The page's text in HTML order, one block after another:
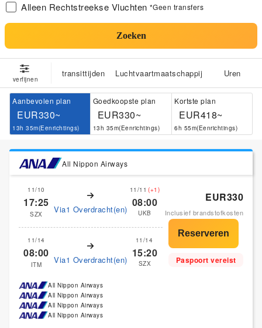
Alleen Rechtstreekse Vluchten *Geen transfers
Zoeken
verfijnen
transittijden Luchtvaartmaatschappij Uren
Aanbevolen plan
EUR330~
13h 35m(Eenrichtings)
Goedkoopste plan
EUR330~
13h 35m(Eenrichtings)
Kortste plan
EUR418~
6h 55m(Eenrichtings)
All Nippon Airways
11/10
17:25
SZX Via1 Overdracht(en)
11/11 (+1)
08:00
UKB
11/14
08:00
ITM Via1 Overdracht(en)
11/14
15:20
SZX
EUR330
Inclusief brandstofkosten
Paspoort vereist
All Nippon Airways
All Nippon Airways
All Nippon Airways
All Nippon Airways